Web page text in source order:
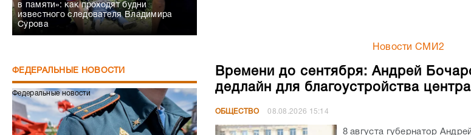
в памяти»: как проходят будни
известного следователя Владимира
Сурова
ФЕДЕРАЛЬНЫЕ НОВОСТИ
Федеральные новости
Новости СМИ2
Времени до сентября: Андрей
дедлайн для благоустройства
ОБЩЕСТВО 08.08.2026 15:14
8 августа губернатор